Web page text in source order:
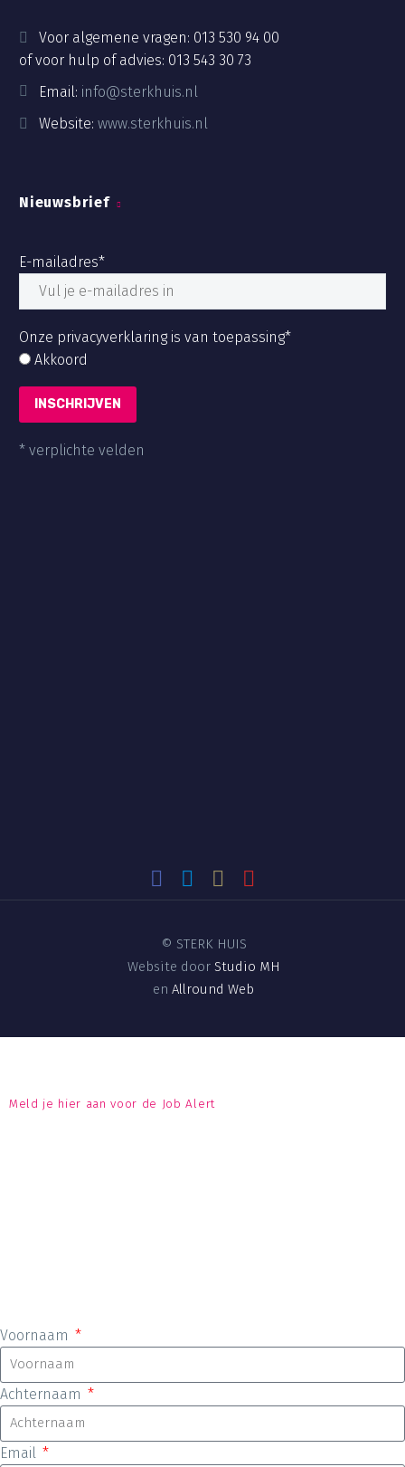
Voor algemene vragen: 013 530 94 00
of voor hulp of advies: 013 543 30 73
Email: info@sterkhuis.nl
Website: www.sterkhuis.nl
Nieuwsbrief
E-mailadres*
Onze privacyverklaring is van toepassing*
Akkoord
* verplichte velden
© STERK HUIS
Website door Studio MH
en Allround Web
Meld je hier aan voor de Job Alert
Voornaam
Achternaam
Email